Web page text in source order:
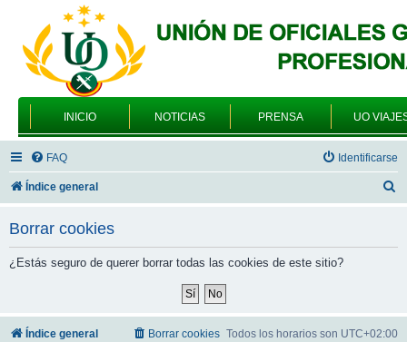
INICIO NOTICIAS PRENSA UO
FAQ Identificarse
Índice general
Borrar cookies
¿Estás seguro de querer borrar todas las cookies de este sitio?
Índice general Todos los horarios son UTC+02:00
Borrar cookies